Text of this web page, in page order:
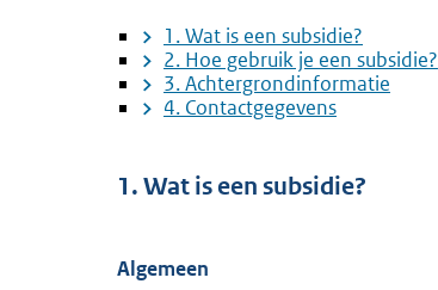
1. Wat is een subsidie?
2. Hoe gebruik je een subsidie?
3. Achtergrondinformatie
4. Contactgegevens
1. Wat is een subsidie?
Algemeen